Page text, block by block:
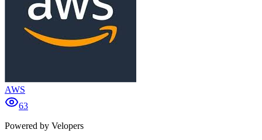
AWS
63
Powered by Velopers